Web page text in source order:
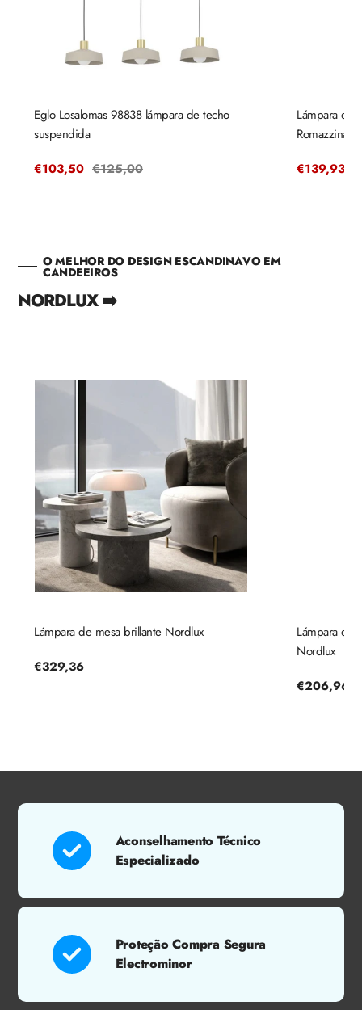
Eglo Losalomas 98838 lámpara de techo
suspendida
Precio
€103,50 Precio
€125,00
Lámpara de
Romazzina
Precio
€139,93
O MELHOR DO DESIGN ESCANDINAVO EM
CANDEEIROS
NORDLUX ➡️
Lámpara de mesa brillante Nordlux
Precio
€329,36
Lámpara de
Nordlux
Precio
€206,96
Aconselhamento Técnico
Especializado
Proteção Compra Segura
Electrominor